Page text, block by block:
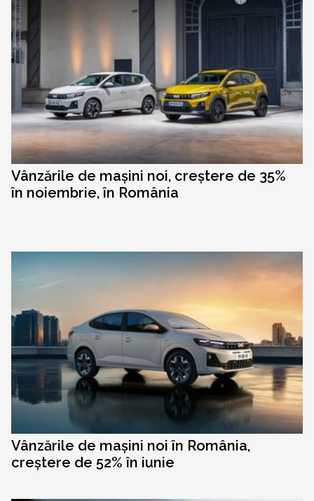
Vânzările de mașini noi, creștere de 35%
în noiembrie, în România
Vânzările de mașini noi în România,
creștere de 52% în iunie